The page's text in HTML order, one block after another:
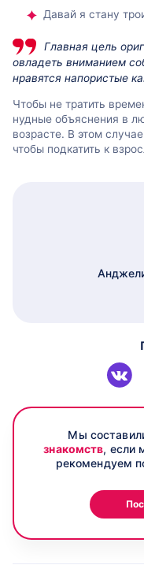
Давай я стану
Главная цель
овладеть вниманием
нравятся напористые
Чтобы не тратить
нудные объяснения в
возрасте. В этом
чтобы подкатить к
Мы
знакомств, если
рекомендуем